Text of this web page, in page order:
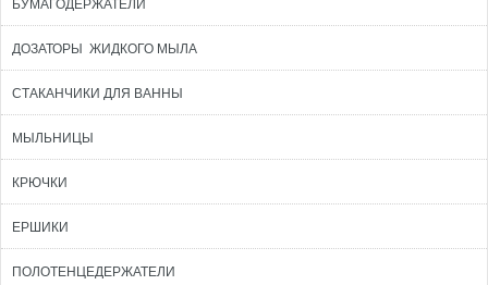
ДОЗАТОРЫ ЖИДКОГО МЫЛА
СТАКАНЧИКИ ДЛЯ ВАННЫ
МЫЛЬНИЦЫ
КРЮЧКИ
ЕРШИКИ
ПОЛОТЕНЦЕДЕРЖАТЕЛИ